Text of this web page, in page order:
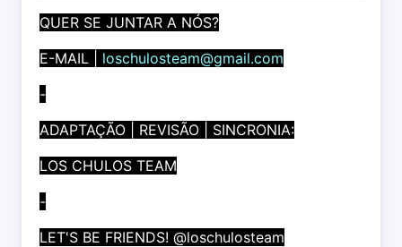
QUER SE JUNTAR A NÓS?
E-MAIL | loschulosteam@gmail.com
-
ADAPTAÇÃO | REVISÃO | SINCRONIA:
LOS CHULOS TEAM
-
LET'S BE FRIENDS! @loschulosteam